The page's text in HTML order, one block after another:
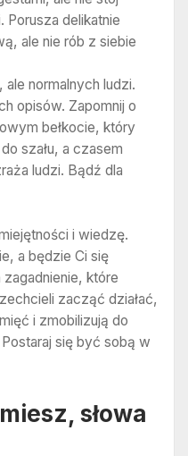
Porusza delikatnie
ale nie rób z siebie
normalnych ludzi.
opisów. Zapomnij o
bełkocie, który
szału, a czasem
ludzi. Bądź dla
i wiedzę.
a będzie Ci się
które
zacząć działać,
i zmobilizują do
się być sobą w
słowa